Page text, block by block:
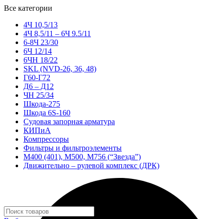
Все категории
4Ч 10,5/13
4Ч 8,5/11 – 6Ч 9.5/11
6-8Ч 23/30
6Ч 12/14
6ЧН 18/22
SKL (NVD-26, 36, 48)
Г60-Г72
Д6 – Д12
ЧН 25/34
Шкода-275
Шкода 6S-160
Судовая запорная арматура
КИПиА
Компрессоры
Фильтры и фильтроэлементы
М400 (401), М500, М756 (“Звезда”)
Движительно – рулевой комплекс (ДРК)